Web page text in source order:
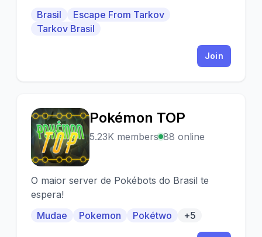
Brasil
Escape From Tarkov
Tarkov Brasil
Join
P
Pokémon TOP
5.23K members 88 online
O maior server de Pokébots do Brasil te
espera!
Mudae
Pokemon Pokétwo +5